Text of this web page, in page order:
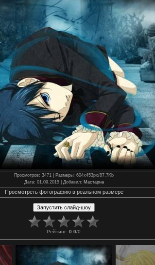
Просмотров: 3471 | Размеры: 604x453px/87.7Kb
Дата: 01.09.2015 | Добавил: Мастарна
Просмотреть фотографию в реальном размере
Рейтинг: 0.0/0